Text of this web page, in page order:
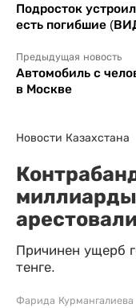
Подросток
есть погибшие
Предыдущая новость
Автомобиль с
в Москве
Новости Казахстана
Причинен ущерб
тенге.
Фарида Курмангалиева